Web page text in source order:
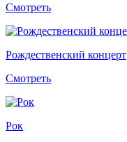
Смотреть
Рождественский концерт
Смотреть
Рок